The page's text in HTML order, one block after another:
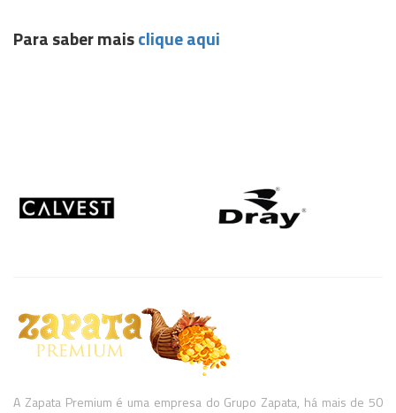
Para saber maisclique aqui
A Zapata Premium é uma empresa do Grupo Zapata, há mais de 50